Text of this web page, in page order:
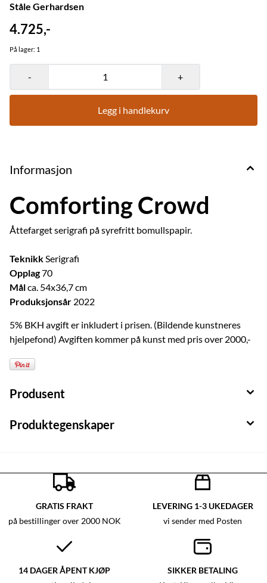
Ståle Gerhardsen
4.725,-
På lager: 1
- +
Legg i handlekurv
Informasjon
Comforting Crowd
Åttefarget serigrafi på syrefritt bomullspapir.
TeknikkSerigrafi
Opplag70
Målca. 54x36,7 cm
Produksjonsår 2022
5% BKH avgift er inkludert i prisen. (Bildende kunstneres
hjelpefond) Avgiften kommer på kunst med pris over 2000,-
Produsent
Produktegenskaper
GRATIS FRAKT
på bestillinger over 2000 NOK
LEVERING 1-3 UKEDAGER
vi sender med Posten
14 DAGER ÅPENT KJØP SIKKER BETALING